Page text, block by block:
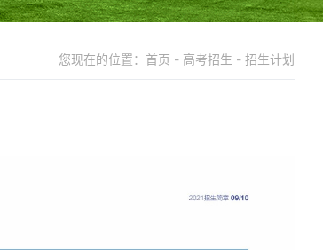
您现在的位置：首页 - 高考招生 - 招生计划